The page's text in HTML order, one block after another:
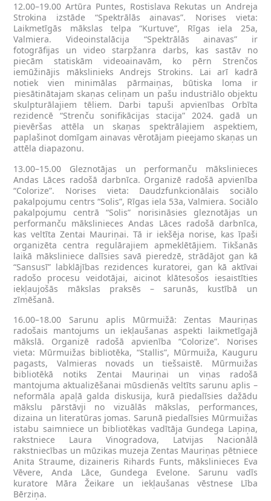
12.00–19.00 Artūra Puntes, Rostislava Rekutas un Andreja
Strokina izstāde “Spektrālās ainavas”. Norises vieta:
Laikmetīgās mākslas telpa “Kurtuve”, Rīgas iela 25a,
Valmiera. Videoinstalācija “Spektrālās ainavas” ir
fotogrāfijas un video starpžanra darbs, kas sastāv no
piecām statiskām videoainavām, ko pērn Strenčos
iemūžinājis mākslinieks Andrejs Strokins. Lai arī kadrā
notiek vien minimālas pārmaiņas, būtiska loma ir
piesātinātajam skaņas celiņam un pašu industriālo objektu
skulpturālajiem tēliem. Darbi tapuši apvienības Orbīta
rezidencē “Strenču sonifikācijas stacija” 2024. gadā un
pievēršas attēla un skaņas spektrālajiem aspektiem,
paplašinot domīgam ainavas vērotājam pieejamo skaņas un
attēla diapazonu.
13.00–15.00 Gleznotājas un performanču mākslinieces
Andas Lāces radošā darbnīca. Organizē radošā apvienība
“Colorize”. Norises vieta: Daudzfunkcionālais sociālo
pakalpojumu centrs “Solis”, Rīgas iela 53a, Valmiera. Sociālo
pakalpojumu centrā “Solis” norisināsies gleznotājas un
performanču mākslinieces Andas Lāces radošā darbnīca,
kas veltīta Zentai Mauriņai. Tā ir iekšēja norise, kas īpaši
organizēta centra regulārajiem apmeklētājiem. Tikšanās
laikā māksliniece dalīsies savā pieredzē, strādājot gan kā
“Sansusī” labklājības rezidences kuratorei, gan kā aktīvai
radošo procesu veidotājai, aicinot klātesošos iesaistīties
iekļaujošās mākslas praksēs – sarunās, kustībā un
zīmēšanā.
16.00–18.00 Sarunu aplis Mūrmuižā: Zentas Mauriņas
radošais mantojums un iekļaušanas aspekti laikmetīgajā
mākslā. Organizē radošā apvienība “Colorize”. Norises
vieta: Mūrmuižas bibliotēka, “Stallis”, Mūrmuiža, Kauguru
pagasts, Valmieras novads un tiešsaistē. Mūrmuižas
bibliotēkā notiks Zentai Mauriņai un viņas radošā
mantojuma aktualizēšanai mūsdienās veltīts sarunu aplis –
neformāla apaļā galda diskusija, kurā piedalīsies dažādu
mākslu pārstāvji no vizuālās mākslas, performances,
dizaina un literatūras jomas. Sarunā piedalīsies Mūrmuižas
istabu saimniece un bibliotēkas vadītāja Gundega Lapiņa,
rakstniece Laura Vinogradova, Latvijas Nacionālā
rakstniecības un mūzikas muzeja Zentas Mauriņas pētniece
Anita Straume, dizaineris Rihards Funts, mākslinieces Eva
Vēvere, Anda Lāce, Gundega Evelone. Sarunu vadīs
kuratore Māra Žeikare un iekļaušanas vēstnese Lība
Bērziņa.